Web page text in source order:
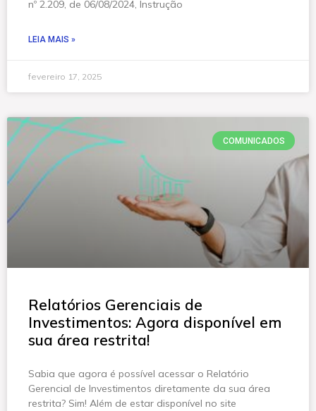
nº 2.209, de 06/08/2024, Instrução
LEIA MAIS »
fevereiro 17, 2025
COMUNICADOS
Relatórios Gerenciais de
Investimentos: Agora disponível em
sua área restrita!
Sabia que agora é possível acessar o Relatório
Gerencial de Investimentos diretamente da sua área
restrita? Sim! Além de estar disponível no site